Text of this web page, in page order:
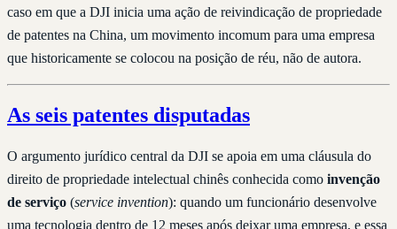
caso em que a DJI inicia uma ação de reivindicação de propriedade
de patentes na China, um movimento incomum para uma empresa
que historicamente se colocou na posição de réu, não de autora.
As seis patentes disputadas
O argumento jurídico central da DJI se apoia em uma cláusula do
direito de propriedade intelectual chinês conhecida como invenção
de serviço (service invention): quando um funcionário desenvolve
uma tecnologia dentro de 12 meses após deixar uma empresa, e essa